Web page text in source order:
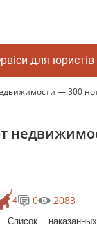
для юристів
— 300
4 0 2083
Список